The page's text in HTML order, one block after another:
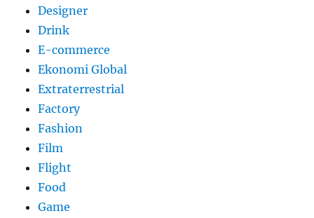
Designer
Drink
E-commerce
Ekonomi Global
Extraterrestrial
Factory
Fashion
Film
Flight
Food
Game